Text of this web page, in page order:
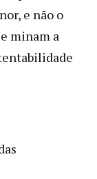
e não o
minam a